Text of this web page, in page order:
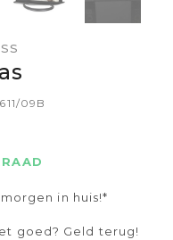
09B
in huis!*
goed? Geld terug!